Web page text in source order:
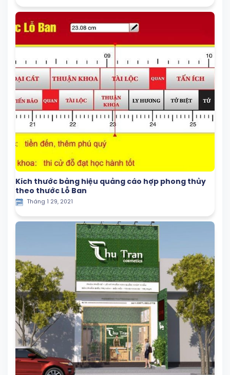
Kích thước bảng hiệu quảng cáo hợp phong thủy
theo thước Lỗ Ban
Tháng 1 29, 2021